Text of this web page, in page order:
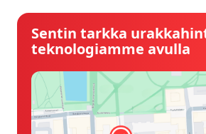
Sentin tarkka
teknologiamme avulla